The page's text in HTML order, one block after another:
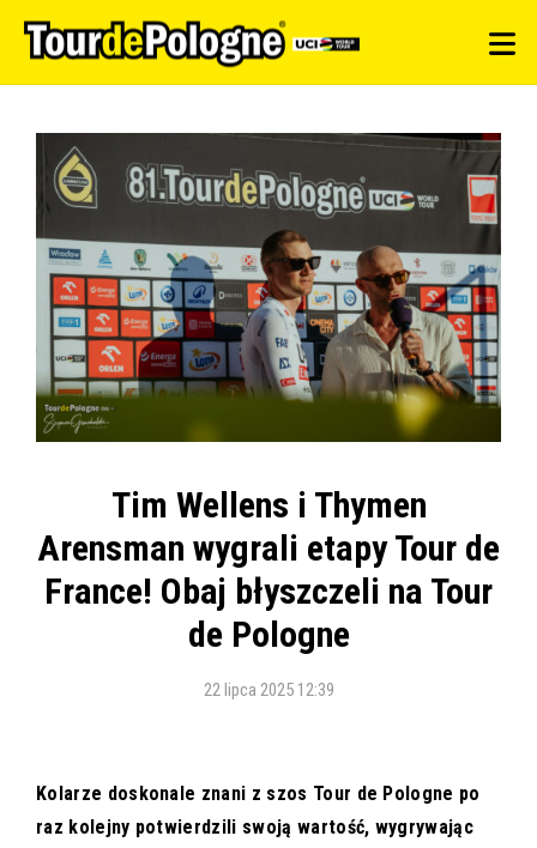
Tim Wellens i Thymen
Arensman wygrali etapy Tour de
France! Obaj błyszczeli na Tour
de Pologne
22 lipca 2025 12:39
Kolarze doskonale znani z szos Tour de Pologne po
raz kolejny potwierdzili swoją wartość, wygrywając